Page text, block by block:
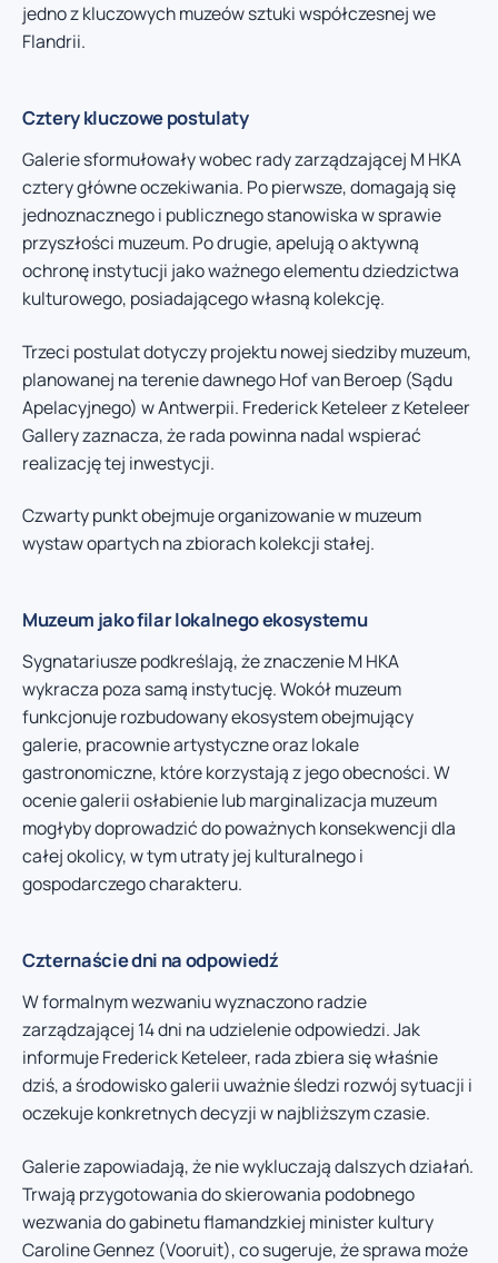
jedno z kluczowych muzeów sztuki współczesnej we
Flandrii.
Cztery kluczowe postulaty
Galerie sformułowały wobec rady zarządzającej M HKA
cztery główne oczekiwania. Po pierwsze, domagają się
jednoznacznego i publicznego stanowiska w sprawie
przyszłości muzeum. Po drugie, apelują o aktywną
ochronę instytucji jako ważnego elementu dziedzictwa
kulturowego, posiadającego własną kolekcję.
Trzeci postulat dotyczy projektu nowej siedziby muzeum,
planowanej na terenie dawnego Hof van Beroep (Sądu
Apelacyjnego) w Antwerpii. Frederick Keteleer z Keteleer
Gallery zaznacza, że rada powinna nadal wspierać
realizację tej inwestycji.
Czwarty punkt obejmuje organizowanie w muzeum
wystaw opartych na zbiorach kolekcji stałej.
Muzeum jako filar lokalnego ekosystemu
Sygnatariusze podkreślają, że znaczenie M HKA
wykracza poza samą instytucję. Wokół muzeum
funkcjonuje rozbudowany ekosystem obejmujący
galerie, pracownie artystyczne oraz lokale
gastronomiczne, które korzystają z jego obecności. W
ocenie galerii osłabienie lub marginalizacja muzeum
mogłyby doprowadzić do poważnych konsekwencji dla
całej okolicy, w tym utraty jej kulturalnego i
gospodarczego charakteru.
Czternaście dni na odpowiedź
W formalnym wezwaniu wyznaczono radzie
zarządzającej 14 dni na udzielenie odpowiedzi. Jak
informuje Frederick Keteleer, rada zbiera się właśnie
dziś, a środowisko galerii uważnie śledzi rozwój sytuacji i
oczekuje konkretnych decyzji w najbliższym czasie.
Galerie zapowiadają, że nie wykluczają dalszych działań.
Trwają przygotowania do skierowania podobnego
wezwania do gabinetu flamandzkiej minister kultury
Caroline Gennez (Vooruit), co sugeruje, że sprawa może